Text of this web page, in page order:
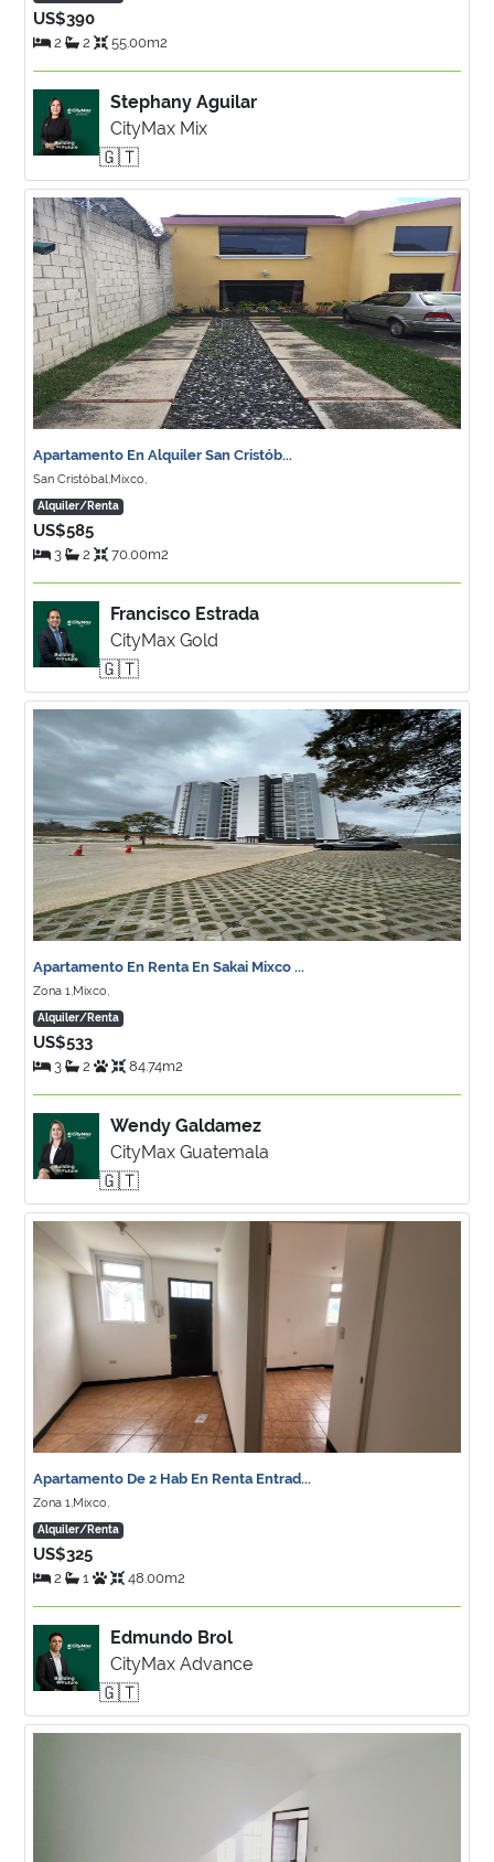
US$390
2 2 55.00m2
Stephany Aguilar
CityMax Mix
🇬🇹
Apartamento En Alquiler San Cristób...
San Cristóbal,Mixco,
Alquiler/Renta
US$585
3 2 70.00m2
Francisco Estrada
CityMax Gold
🇬🇹
Apartamento En Renta En Sakai Mixco ...
Zona 1,Mixco,
Alquiler/Renta
US$533
3 2 84.74m2
Wendy Galdamez
CityMax Guatemala
🇬🇹
Apartamento De 2 Hab En Renta Entrad...
Zona 1,Mixco,
Alquiler/Renta
US$325
2 1 48.00m2
Edmundo Brol
CityMax Advance
🇬🇹